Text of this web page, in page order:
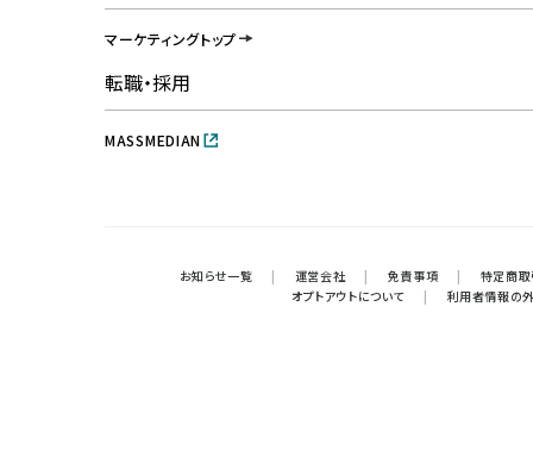
マーケティングトップ
転職・採用
MASSMEDIAN
お知らせ一覧 | 運営会社 | 免責事項 |
特定商
オプトアウトについて
| 利用者情報の